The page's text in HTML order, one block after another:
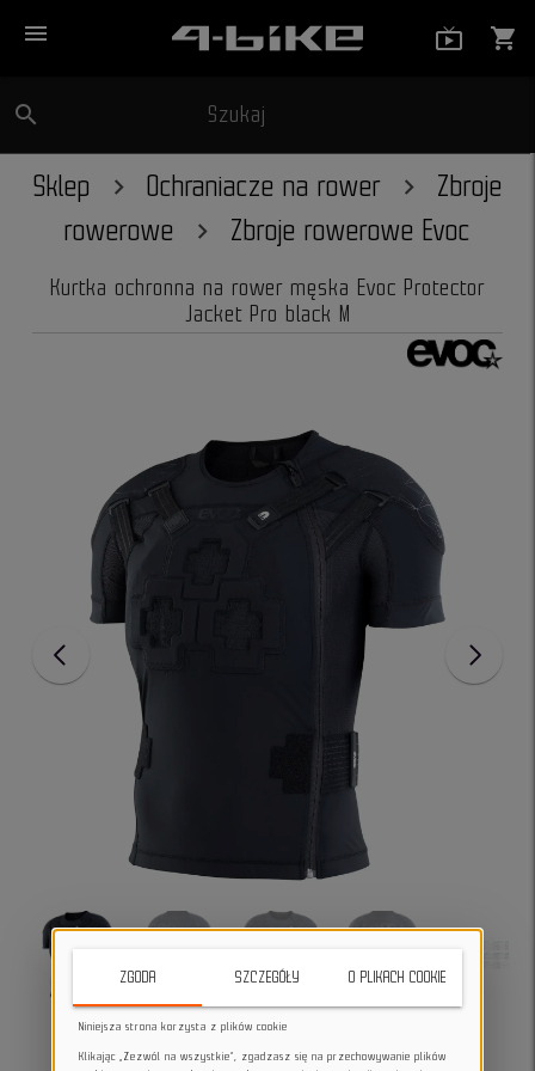
menu shopping_cart
search Szukaj
Sklep Ochraniacze na rower
Zbroje
rowerowe
Zbroje rowerowe Evoc
Kurtka ochronna na rower męska Evoc Protector
Jacket Pro black M
ZGODA SZCZEGÓŁY O PLIKACH COOKIE
Niniejsza strona korzysta z plików cookie
Klikając „Zezwól na wszystkie”, zgadzasz się na przechowywanie plików